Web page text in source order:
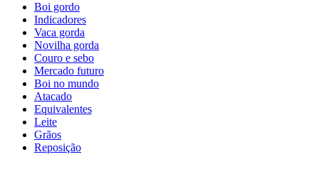
Boi gordo
Indicadores
Vaca gorda
Novilha gorda
Couro e sebo
Mercado futuro
Boi no mundo
Atacado
Equivalentes
Leite
Grãos
Reposição